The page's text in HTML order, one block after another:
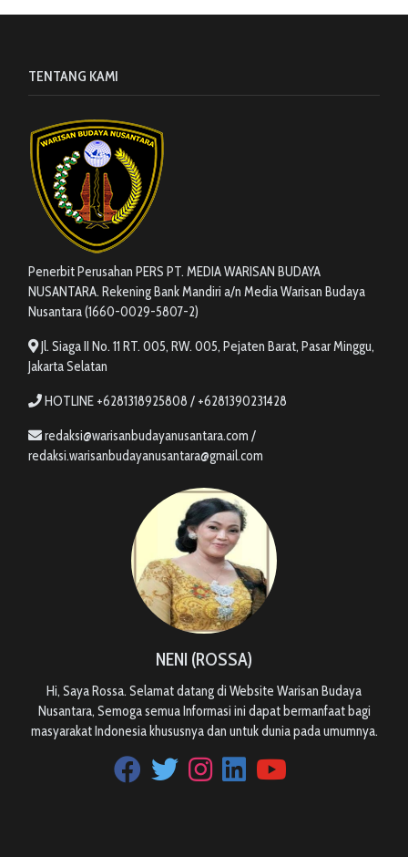
TENTANG KAMI
Penerbit Perusahan PERS PT. MEDIA WARISAN BUDAYA
NUSANTARA. Rekening Bank Mandiri a/n Media Warisan Budaya
Nusantara (1660-0029-5807-2)
Jl. Siaga II No. 11 RT. 005, RW. 005, Pejaten Barat, Pasar Minggu,
Jakarta Selatan
HOTLINE +6281318925808 / +6281390231428
redaksi@warisanbudayanusantara.com /
redaksi.warisanbudayanusantara@gmail.com
NENI (ROSSA)
Hi, Saya Rossa. Selamat datang di Website Warisan Budaya
Nusantara, Semoga semua Informasi ini dapat bermanfaat bagi
masyarakat Indonesia khususnya dan untuk dunia pada umumnya.